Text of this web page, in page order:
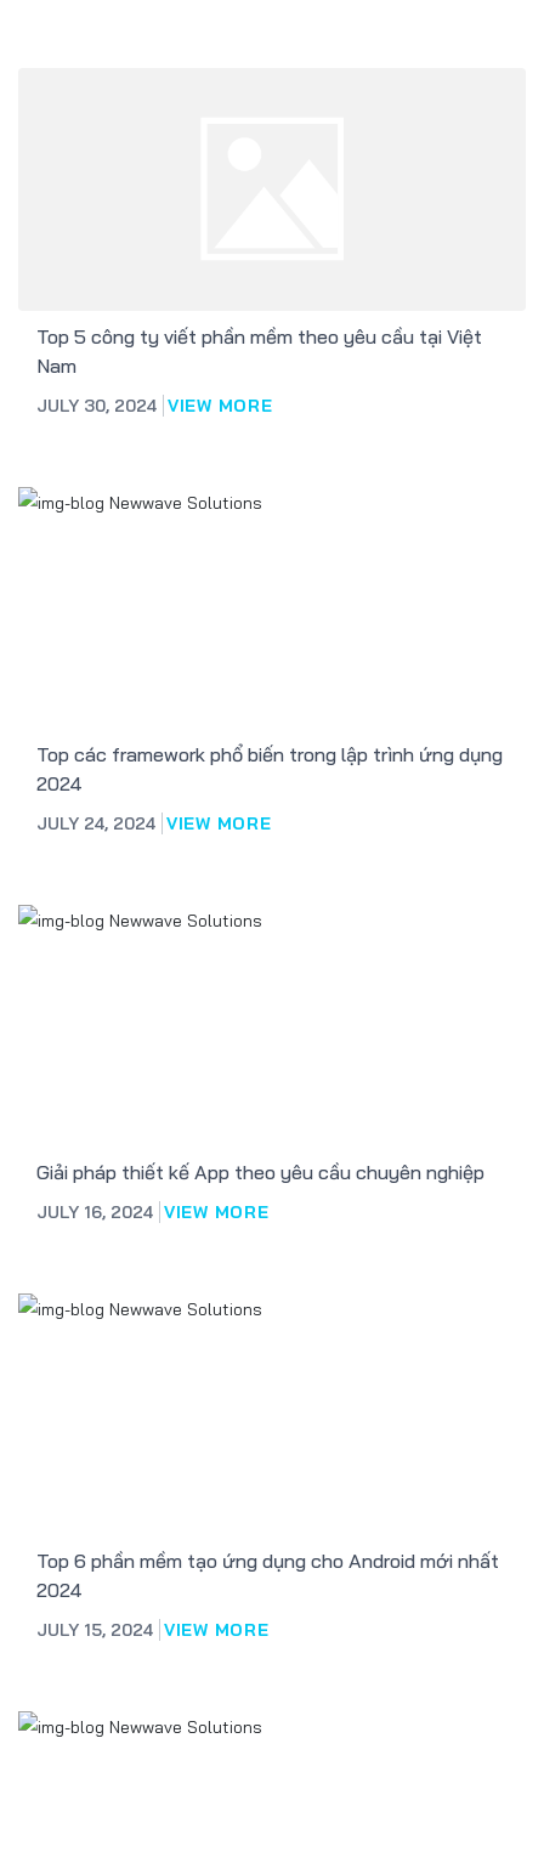
Top 5 công ty viết phần mềm theo yêu cầu tại Việt
Nam
JULY 30, 2024 VIEW MORE
Top các framework phổ biến trong lập trình ứng dụng
2024
JULY 24, 2024 VIEW MORE
Giải pháp thiết kế App theo yêu cầu chuyên nghiệp
JULY 16, 2024 VIEW MORE
Top 6 phần mềm tạo ứng dụng cho Android mới nhất
2024
JULY 15, 2024 VIEW MORE